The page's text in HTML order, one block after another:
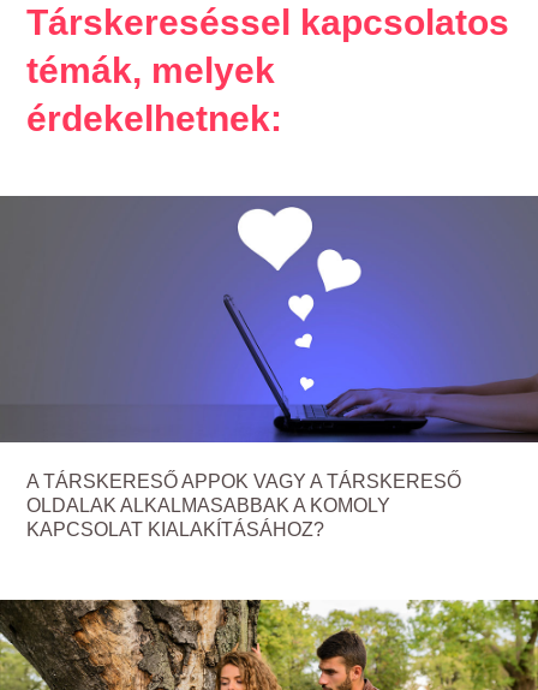
Társkereséssel kapcsolatos
témák, melyek
érdekelhetnek:
A TÁRSKERESŐ APPOK VAGY A TÁRSKERESŐ
OLDALAK ALKALMASABBAK A KOMOLY
KAPCSOLAT KIALAKÍTÁSÁHOZ?